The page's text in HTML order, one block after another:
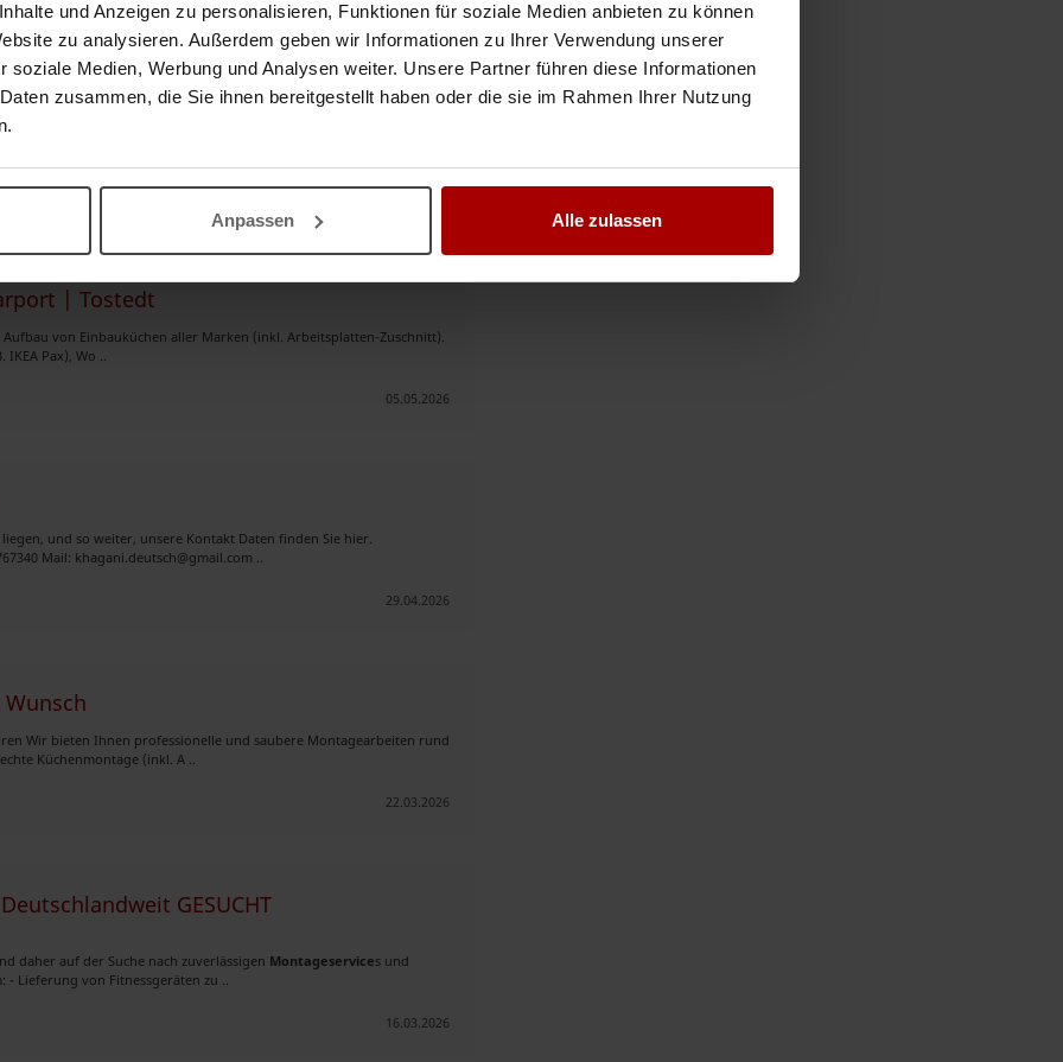
und Anzeigen zu personalisieren, Funktionen für soziale Medien anbieten zu können
zu analysieren. Außerdem geben wir Informationen zu Ihrer Verwendung unserer
soziale Medien, Werbung und Analysen weiter. Unsere Partner führen diese Informationen
zusammen, die Sie ihnen bereitgestellt haben oder die sie im Rahmen Ihrer Nutzung
Anpassen Alle zulassen
allgemeine Instandhaltung Ihrer Immobilie.
Montage von Kleinteilen.🌟 Warum Hausm ..
17.05.2026
Suchauftrag speichern
| Tostedt
von Einbauküchen aller Marken (inkl. Arbeitsplatten-Zuschnitt).
Pax), Wo ..
05.05.2026
und so weiter, unsere Kontakt Daten finden Sie hier.
Mail: khagani.deutsch@gmail.com
29.04.2026
Wir bieten Ihnen professionelle und saubere Montagearbeiten rund
Küchenmontage (inkl. A ..
22.03.2026
GESUCHT
daher auf der Suche nach zuverlässigen Montageservices und
Lieferung von Fitnessgeräten zu ..
16.03.2026